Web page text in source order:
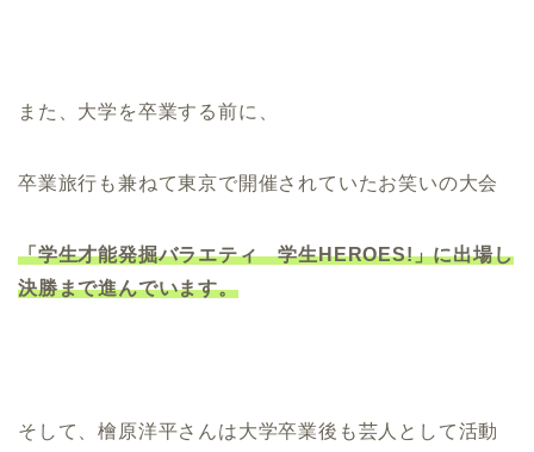
また、大学を卒業する前に、
卒業旅行も兼ねて東京で開催されていたお笑いの大会
「学生才能発掘バラエティ 学生HEROES!」に出場し
決勝まで進んでいます。
そして、檜原洋平さんは大学卒業後も芸人として活動